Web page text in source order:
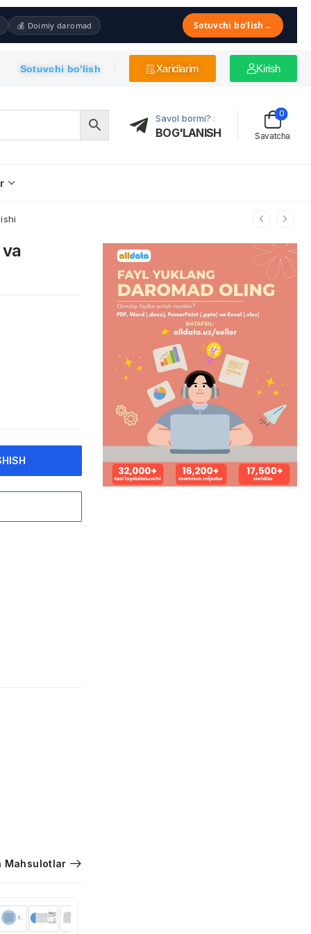
💰 Doimiy daromad Sotuvchi bo'lish →
Sotuvchi bo'lish Xaridlarim Kirish
Savol bormi? :
BOG'LANISH Savatcha
0
Mahsulotlar